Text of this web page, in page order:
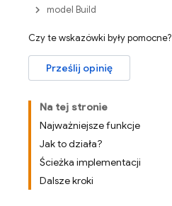
model Build
Czy te wskazówki były pomocne?
Prześlij opinię
Na tej stronie
Najważniejsze funkcje
Jak to działa?
Ścieżka implementacji
Dalsze kroki